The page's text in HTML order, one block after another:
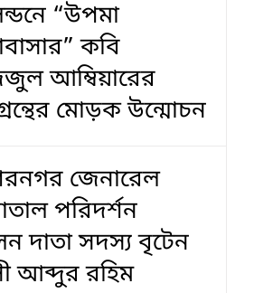
“উপমা
কবি
আম্বিয়ারের
মোড়ক উন্মোচন
জেনারেল
পরিদর্শন
দাতা সদস্য বৃটেন
আব্দুর রহিম